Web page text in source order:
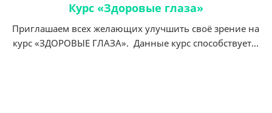
Курс «Здоровые глаза»
Приглашаем всех желающих улучшить своё зрение на
курс «ЗДОРОВЫЕ ГЛАЗА». Данные курс способствует...